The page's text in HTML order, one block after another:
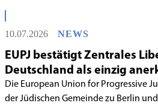
10.07.2026 NEWS
EUPJ bestätigt Zentrales
Deutschland als einzig
liberales Rabbinatsgericht
Die European Union for Progressive
der Jüdischen Gemeinde zu Berlin